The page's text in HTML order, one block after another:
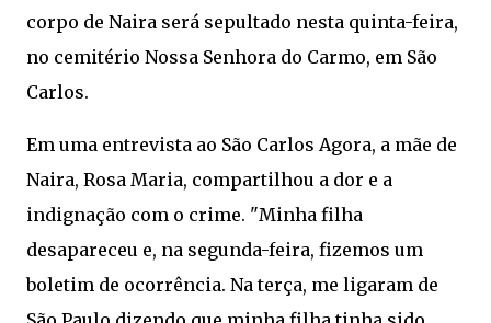
corpo de Naira será sepultado nesta quinta-feira,
no cemitério Nossa Senhora do Carmo, em São
Carlos.
Em uma entrevista ao São Carlos Agora, a mãe de
Naira, Rosa Maria, compartilhou a dor e a
indignação com o crime. "Minha filha
desapareceu e, na segunda-feira, fizemos um
boletim de ocorrência. Na terça, me ligaram de